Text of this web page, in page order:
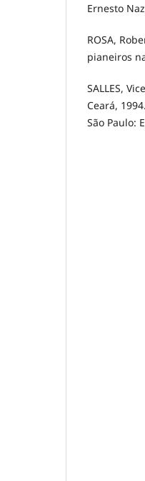
Ernesto
ROSA,
pianeiros
SALLES,
Ceará,
São Paulo: